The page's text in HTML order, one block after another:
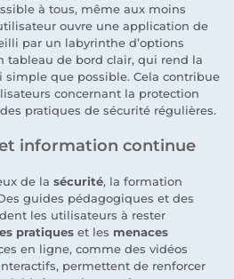
à tous, même aux moins
ouvre une application de
par un labyrinthe d’options
tableau de bord clair, qui rend la
simple que possible. Cela contribue
concernant la protection
pratiques de sécurité régulières.
information continue
de la sécurité, la formation
guides pédagogiques et des
les utilisateurs à rester
pratiques et les menaces
en ligne, comme des vidéos
permettent de renforcer